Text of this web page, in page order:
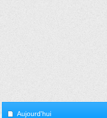
Aujourd'hui